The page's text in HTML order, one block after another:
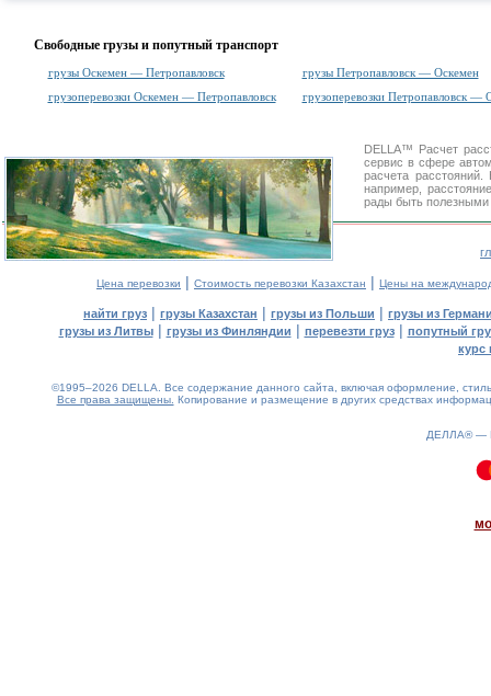
Свободные грузы и попутный транспорт
грузы Оскемен — Петропавловск
грузы Петропавловск — Оскемен
грузоперевозки Оскемен — Петропавловск
грузоперевозки Петропавловск —
DELLA™ Расчет
сервис в сфере
расчета
например,
рады быть полезными
Цена перевозки | Стоимость перевозки Казахстан | Цены на
найти груз | грузы Казахстан | грузы из Польши | грузы из
грузы из Литвы| грузы из Финляндии | перевезти груз| попутный
курс
©1995–2026 DELLA. Все содержание данного сайта, включая оформление,
Все права защищены. Копирование и размещение в других средствах
ДЕЛЛА® —